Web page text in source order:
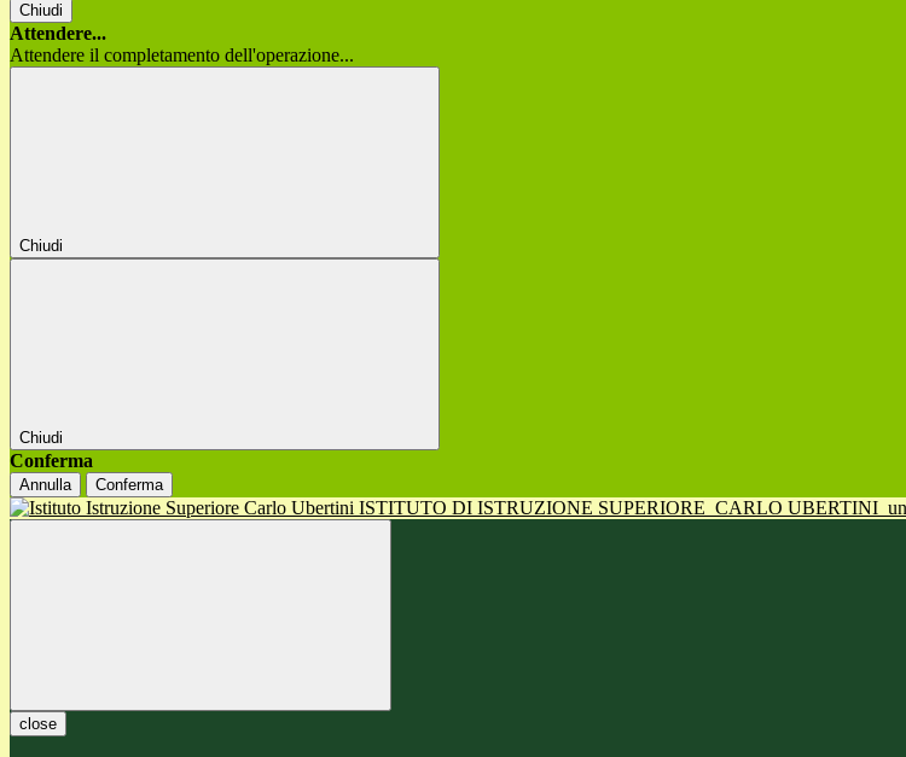
Chiudi
Attendere...
Attendere il completamento dell'operazione...
Chiudi
Chiudi
Conferma
Annulla Conferma
ISTITUTO DI ISTRUZIONE SUPERIORE CARLO UBERTINI
close